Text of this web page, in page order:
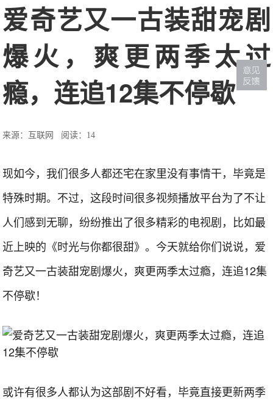
爱奇艺又一古装甜宠剧
爆火，爽更两季太过
瘾，连追12集不停歇
来源：互联网 阅读：14
现如今，我们很多人都还宅在家里没有事情干，毕竟是
特殊时期。不过，这段时间很多视频播放平台为了不让
人们感到无聊，纷纷推出了很多精彩的电视剧，比如最
近上映的《时光与你都很甜》。今天就给你们说说，爱
奇艺又一古装甜宠剧爆火，爽更两季太过瘾，连追12集
不停歇！
或许有很多人都认为这部剧不好看，毕竟直接更新两季